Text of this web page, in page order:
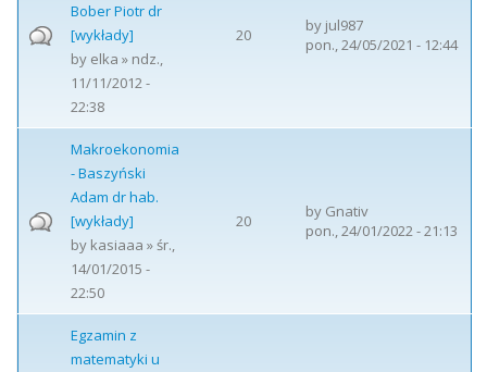
Bober Piotr dr
[wykłady]
by elka » ndz.,
11/11/2012 -
22:38
20 by jul987
pon., 24/05/2021 - 12:44
Makroekonomia
- Baszyński
Adam dr hab.
[wykłady]
by kasiaaa » śr.,
14/01/2015 -
22:50
20 by Gnativ
pon., 24/01/2022 - 21:13
Egzamin z
matematyki u